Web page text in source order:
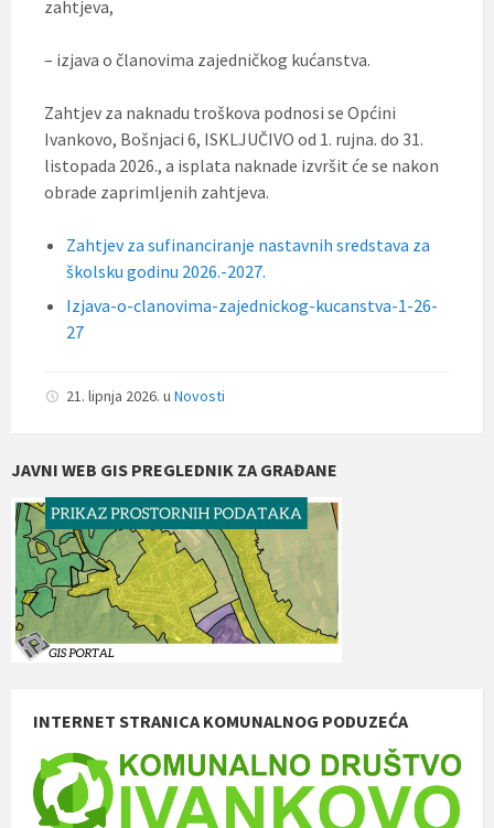
zahtjeva,
– izjava o članovima zajedničkog kućanstva.
Zahtjev za naknadu troškova podnosi se Općini
Ivankovo, Bošnjaci 6, ISKLJUČIVO od 1. rujna. do 31.
listopada 2026., a isplata naknade izvršit će se nakon
obrade zaprimljenih zahtjeva.
Zahtjev za sufinanciranje nastavnih sredstava za
školsku godinu 2026.-2027.
Izjava-o-clanovima-zajednickog-kucanstva-1-26-
27
21. lipnja 2026. u Novosti
JAVNI WEB GIS PREGLEDNIK ZA GRAĐANE
INTERNET STRANICA KOMUNALNOG PODUZEĆA